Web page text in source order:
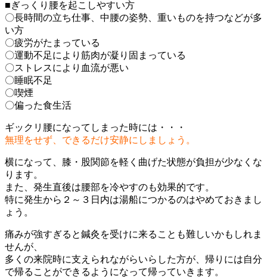
■ぎっくり腰を起こしやすい方
〇長時間の立ち仕事、中腰の姿勢、重いものを持つなどが多
い方
〇疲労がたまっている
〇運動不足により筋肉が凝り固まっている
〇ストレスにより血流が悪い
〇睡眠不足
〇喫煙
〇偏った食生活
ギックリ腰になってしまった時には・・・
無理をせず、できるだけ安静にしましょう。
横になって、膝・股関節を軽く曲げた状態が負担が少なくな
ります。
また、発生直後は腰部を冷やすのも効果的です。
特に発生から２～３日内は湯船につかるのはやめておきまし
ょう。
痛みが強すぎると鍼灸を受けに来ることも難しいかもしれま
せんが、
多くの来院時に支えられながらいらした方が、帰りには自分
で帰ることができるようになって帰っていきます。